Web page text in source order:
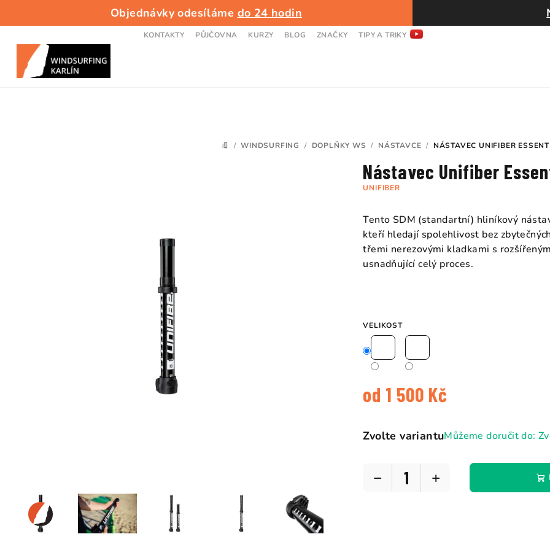
Objednávky odesíláme do 24 hodin
KONTAKTY PŮJČOVNA KURZY BLOG ZNAČKY TIPY A TRIKY
DOMŮ
/ WINDSURFING / DOPLŇKY WS / NÁSTAVCE / NÁSTAVEC UNIFIBER
UNIFIBER
Nástavec Unifiber
Tento SDM (standartní) hliníkový
kteří hledají spolehlivost bez
třemi nerezovými kladkami s
usnadňující celý proces.
VELIKOST
od 1 500 Kč
cena:
Zvolte variantuMůžeme doručit do:
+
−